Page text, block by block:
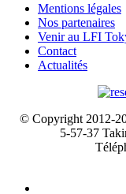
Mentions légales
Nos partenaires
Venir au LFI
Contact
Actualités
© Copyright 2012-
5-57-37